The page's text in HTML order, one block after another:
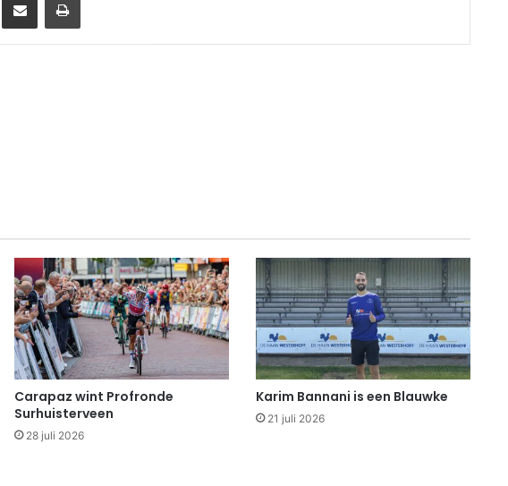
Carapaz wint Profronde
Surhuisterveen
28 juli 2026
Karim Bannani is een Blauwke
21 juli 2026